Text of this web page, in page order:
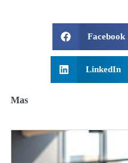
Facebook
LinkedIn
Mas